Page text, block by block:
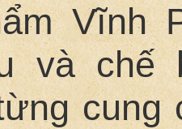
Vĩnh
và chế
cung